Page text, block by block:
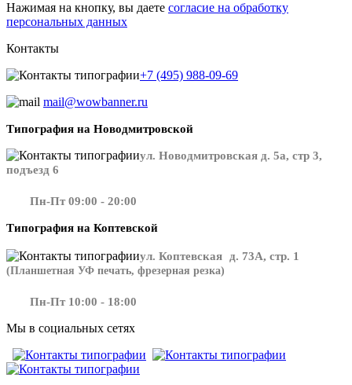
Нажимая на кнопку, вы даете согласие на обработку
персональных данных
Контакты
+7 (495) 988-09-69
mail@wowbanner.ru
Типография на Новодмитровской
ул. Новодмитровская д. 5а, стр 3,
подъезд 6
Пн-Пт 09:00 - 20:00
Типография на Коптевской
ул. Коптевская д. 73А, стр. 1
(Планшетная УФ печать, фрезерная резка)
Пн-Пт 10:00 - 18:00
Мы в социальных сетях